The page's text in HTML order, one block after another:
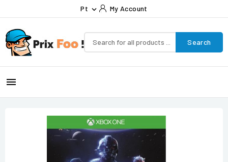
Pt  My Account
Search
